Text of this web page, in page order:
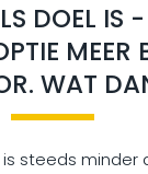
DOEL IS
MEER
WAT
steeds minder